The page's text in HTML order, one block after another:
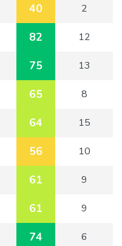
40 2
82 12
75 13
65 8
64 15
56 10
61 9
61 9
74 6